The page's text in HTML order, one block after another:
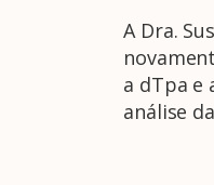
A Dra.
a dTpa e
análise